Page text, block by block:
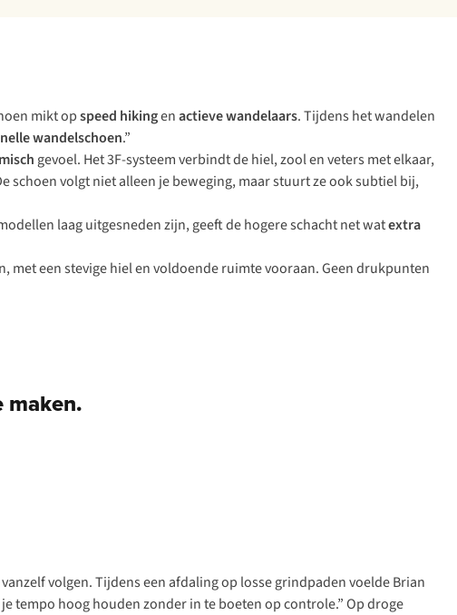
mikt opspeed hikingenactieve wandelaars. Tijdens het wandelen
wandelschoen.”
gevoel. Het 3F-systeem verbindt de hiel, zool en veters met elkaar,
schoen volgt niet alleen je beweging, maar stuurt ze ook subtiel bij,
laag uitgesneden zijn, geeft de hogere schacht net watextra
met een stevige hiel en voldoende ruimte vooraan. Geen drukpunten
maken.
volgen. Tijdens een afdaling op losse grindpaden voelde Brian
tempo hoog houden zonder in te boeten op controle.” Op droge